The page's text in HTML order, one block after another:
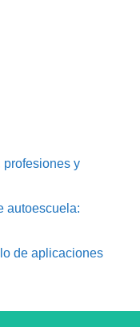
profesiones y
autoescuela:
de aplicaciones